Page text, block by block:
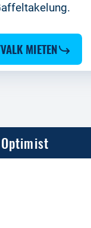
MIETEN
Optimist